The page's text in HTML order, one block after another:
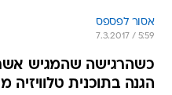
אסור לפספס
7.3.2017 / 5:59
כשהרגישה שהמגיש
הגנה בתוכנית טלוויזיה